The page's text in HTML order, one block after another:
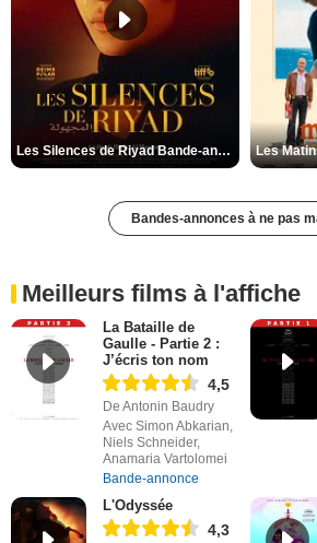
Les Silences de Riyad Bande-annonce VO STFR
Bandes-annonces à ne pas
Meilleurs films à l'affiche
La Bataille de
Gaulle - Partie 2 :
J’écris ton nom
4,5
De Antonin Baudry
Avec Simon Abkarian,
Niels Schneider,
Anamaria Vartolomei
Bande-annonce
L'Odyssée
4,3